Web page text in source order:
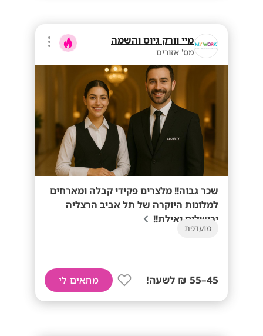
מיי וורק גיוס והשמה
מס' אזורים
שכר גבוה!! מלצרים פקידי קבלה ומארחים
למלונות היוקרה של תל אביב הרצליה
ירושלים ואילת!!
מועדפת
45–55 ₪ לשעה! מתאים לי